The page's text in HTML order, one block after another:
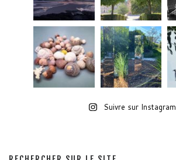
Suivre sur Instagram